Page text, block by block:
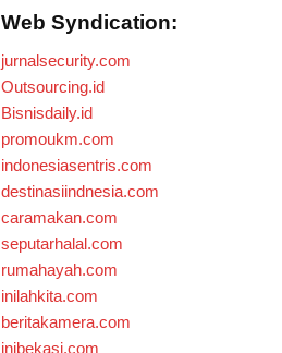
Web Syndication:
jurnalsecurity.com
Outsourcing.id
Bisnisdaily.id
promoukm.com
indonesiasentris.com
destinasiindnesia.com
caramakan.com
seputarhalal.com
rumahayah.com
inilahkita.com
beritakamera.com
inibekasi.com